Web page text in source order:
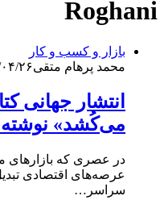
Roghani
بازار و کسب و کار
محمد پرهام متقی
انتشار جهانی
می‌کُشد»
در عصری که بازارهای
عرصه‌های اقتصادی
سراسر…